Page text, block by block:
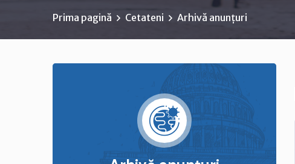
Prima pagină Cetateni Arhivă anunțuri